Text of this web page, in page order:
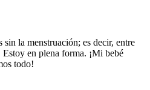
la menstruación; es decir, entre
Estoy en plena forma. ¡Mi bebé
todo!